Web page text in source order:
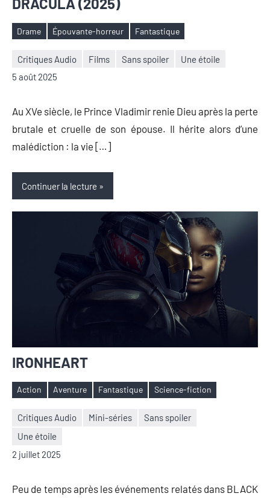
DRACULA (2025)
Étiquettes
Drame Épouvante-horreur Fantastique
Critiques Audio Films Sans spoiler
Une étoile
5 août 2025
Nicolas
Aucun
Au XVe siècle, le Prince Vladimir renie Dieu après la perte
brutale et cruelle de son épouse. Il hérite alors d’une
malédiction : la vie […]
Continuer la lecture
IRONHEART
Étiquettes
Action Aventure Fantastique Science-fiction
Critiques Audio Mini-séries
Sans spoiler
Une étoile
2 juillet 2025
Nicolas
Auger
Aucun
commentaire
Peu de temps après les événements relatés dans BLACK